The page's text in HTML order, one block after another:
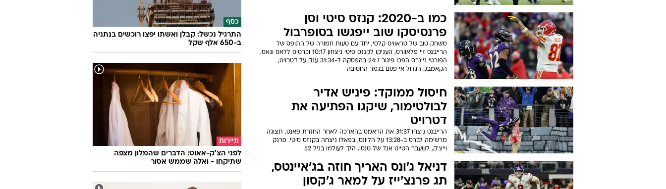
כמו ב-2020: קנזס סיטי וסן
פרנסיסקו שוב ייפגשו בסופרבול
משחק טוב של טראוויס קלסי, יחד עם טעות חמורה של התופס של
הרייבנס זיי פלאוורס, העניקו לקנזס סיטי ניצחון 10:17 וכרטיס ללאס וגאס.
הפורטי ניינרס הפכו פיגור 24:7 בהפסקה ל-31:34 ענק על דטרויט,
הקאמבק הגדול אי פעם בגמר החטיבה
חיסול ממוקד: פיניש אדיר
לבולטימור, שיקגו הפתיעה את
דטרויט
הרייבנס ניצחו 31:37 את הראמס בהארכה לאחר החזרת פאנט, תצוגה
מרשימה לברס ב-13:28 על הליונס, בפאלו ניצחה בקנזס סיטי. פרנק
וייצ'ק, לשעבר הטייט אנד של טנסי, הלך לעולמו בגיל 52
דניאל ג'ונס האריך חוזה בג'איינטס,
תג פרנצ'ייז על למאר ג'קסון
כסף
התרגיל נכשל: קבלן ואשתו יפצו רוכשים בנתניה
ב-650 אלף שקל
תיירות
לפני הצ'ק-אאוט: הדברים שהמלון מצפה
שתיקחו - ואלה שממש אסור